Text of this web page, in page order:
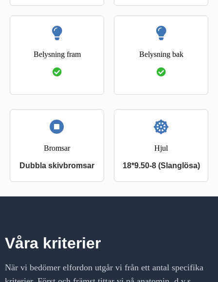
Belysning fram Belysning bak
Bromsar
Dubbla skivbromsar
Hjul
18*9.50-8 (Slanglösa)
Våra kriterier
När vi bedömer elfordon utgår vi från ett antal specifika